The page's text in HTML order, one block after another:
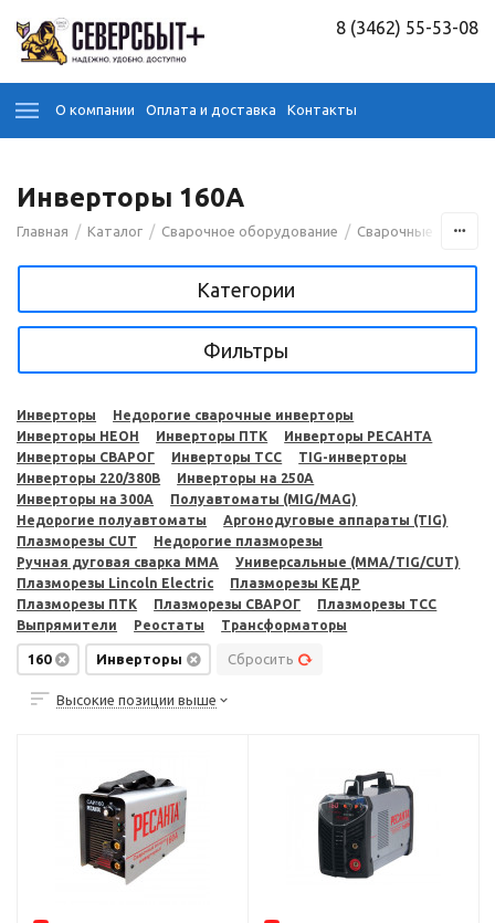
8 (3462) 55-53-08
О компании Оплата и доставка Контакты
Инверторы 160А
Главная / Каталог / Сварочное оборудование / Сварочные
Категории
Фильтры
Инверторы
Недорогие сварочные инверторы
Инверторы НЕОН
Инверторы ПТК
Инверторы РЕСАНТА
Инверторы СВАРОГ
Инверторы ТСС
TIG-инверторы
Инверторы 220/380В
Инверторы на 250A
Инверторы на 300A
Полуавтоматы (MIG/MAG)
Недорогие полуавтоматы
Аргонодуговые аппараты (TIG)
Плазморезы CUT
Недорогие плазморезы
Ручная дуговая сварка MMA
Универсальные (MMA/TIG/CUT)
Плазморезы Lincoln Electric
Плазморезы КЕДР
Плазморезы ПТК
Плазморезы СВАРОГ
Плазморезы ТСС
Выпрямители
Реостаты Трансформаторы
160 Инверторы Сбросить
Высокие позиции выше